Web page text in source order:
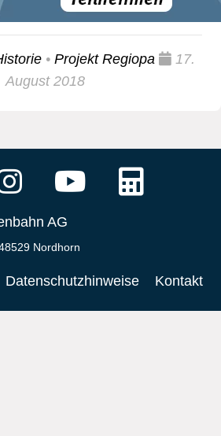
• Projekt Regiopa
17.
August 2018
AG
Nordhorn
Datenschutzhinweise Kontakt